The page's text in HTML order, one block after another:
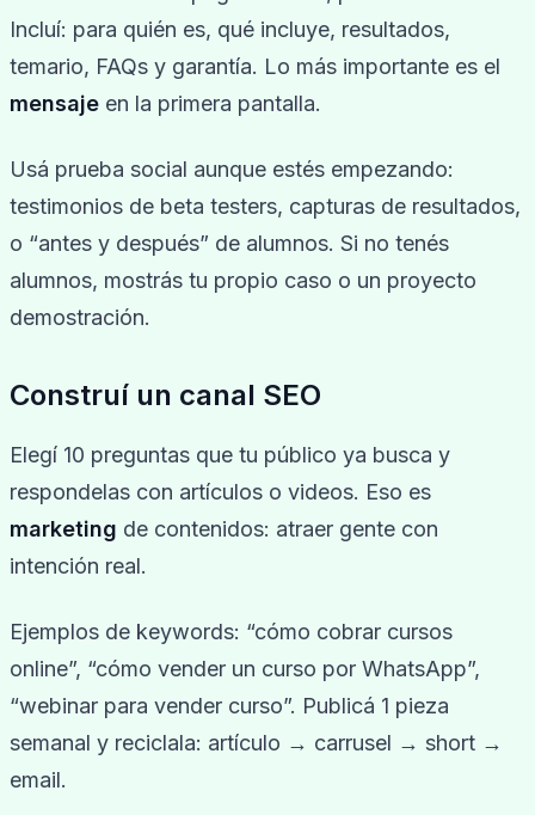
Incluí: para quién es, qué incluye, resultados,
temario, FAQs y garantía. Lo más importante es el
mensaje en la primera pantalla.
Usá prueba social aunque estés empezando:
testimonios de beta testers, capturas de resultados,
o “antes y después” de alumnos. Si no tenés
alumnos, mostrás tu propio caso o un proyecto
demostración.
Construí un canal SEO
Elegí 10 preguntas que tu público ya busca y
respondelas con artículos o videos. Eso es
marketing de contenidos: atraer gente con
intención real.
Ejemplos de keywords: “cómo cobrar cursos
online”, “cómo vender un curso por WhatsApp”,
“webinar para vender curso”. Publicá 1 pieza
semanal y reciclala: artículo → carrusel → short →
email.